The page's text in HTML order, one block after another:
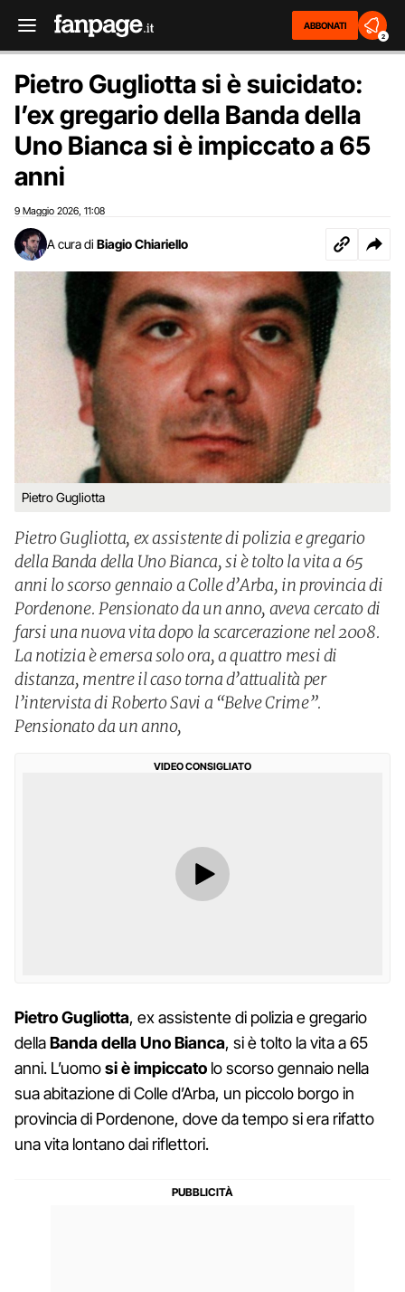
ABBONATI
2
Pietro Gugliotta si è suicidato:
l’ex gregario della Banda della
Uno Bianca si è impiccato a 65
anni
9 Maggio 2026 11:08
A cura di Biagio Chiariello
Pietro Gugliotta
Pietro Gugliotta, ex assistente di polizia e gregario
della Banda della Uno Bianca, si è tolto la vita a 65
anni lo scorso gennaio a Colle d’Arba, in provincia di
Pordenone. Pensionato da un anno, aveva cercato di
farsi una nuova vita dopo la scarcerazione nel 2008.
La notizia è emersa solo ora, a quattro mesi di
distanza, mentre il caso torna d’attualità per
l’intervista di Roberto Savi a “Belve Crime”.
Pensionato da un anno,
VIDEO CONSIGLIATO
Pietro Gugliotta, ex assistente di polizia e gregario
dellaBanda della Uno Bianca, si è tolto la vita a 65
anni. L’uomosi è impiccato lo scorso gennaio nella
sua abitazione di Colle d’Arba, un piccolo borgo in
provincia di Pordenone, dove da tempo si era rifatto
una vita lontano dai riflettori.